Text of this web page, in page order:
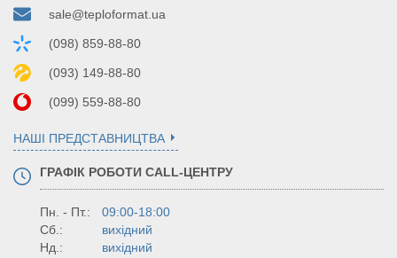
sale@teploformat.ua
(098) 859-88-80
(093) 149-88-80
(099) 559-88-80
НАШІ ПРЕДСТАВНИЦТВА
ГРАФІК РОБОТИ CALL-ЦЕНТРУ
Пн. - Пт.:
09:00-18:00
Сб.:
вихідний
Нд.:
вихідний